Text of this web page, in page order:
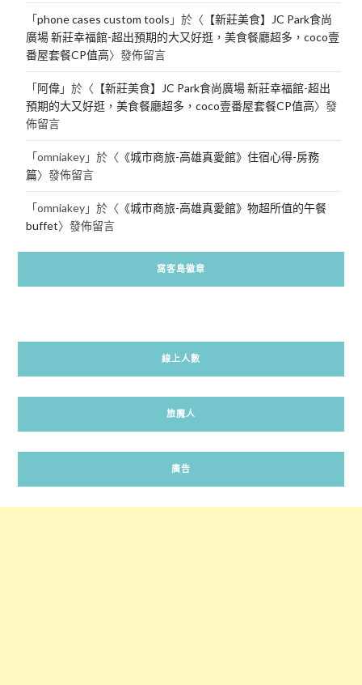
「phone cases custom tools 」於〈 【新莊美食】JC Park食尚
廣場 新莊幸福館-超出預期的大又好逛，美食餐廳超多，coco壹
番屋套餐CP值高〉發佈留言
「阿偉」於〈 【新莊美食】JC Park食尚廣場 新莊幸福館-超出
預期的大又好逛，美食餐廳超多，coco壹番屋套餐CP值高〉發
佈留言
「omniakey」於〈 《城市商旅-高雄真愛館》住宿心得-房務
篇〉發佈留言
「omniakey」於〈 《城市商旅-高雄真愛館》物超所值的午餐
buffet〉發佈留言
窩客島徽章
線上人數
旅魔人
廣告